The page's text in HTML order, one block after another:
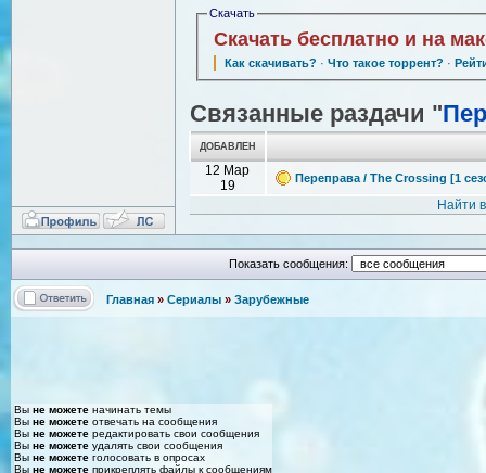
Скачать
Скачать бесплатно и на
Как скачивать? · Что такое торрент? ·
Связанные раздачи "
ДОБАВЛЕН
12 Мар
19
Переправа / The Crossing [1
Найти
Показать сообщения:
Главная » Сериалы » Зарубежные
Вы не можете начинать темы
Вы не можете отвечать на сообщения
Вы не можете редактировать свои сообщения
Вы не можете удалять свои сообщения
Вы не можете голосовать в опросах
Вы не можете прикреплять файлы к сообщениям